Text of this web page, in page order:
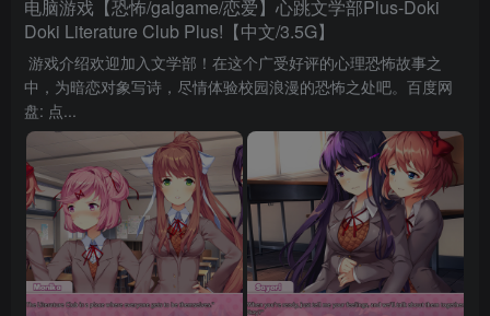
电脑游戏【恐怖/galgame/恋爱】心跳文学部Plus-Doki
Doki Literature Club Plus!【中文/3.5G】
游戏介绍欢迎加入文学部！在这个广受好评的心理恐怖故事之
中，为暗恋对象写诗，尽情体验校园浪漫的恐怖之处吧。百度网
盘: 点...